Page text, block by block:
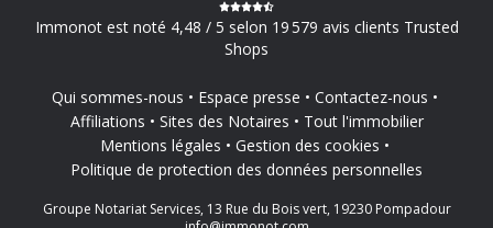
Immonot est noté 4,48 / 5 selon 19 579 avis clients Trusted
Shops
Qui sommes-nous Espace presse
Contactez-nous
Affiliations
Sites des Notaires
Tout l'immobilier
Mentions légales
Gestion des cookies
Politique de protection des données personnelles
Groupe Notariat Services, 13 Rue du Bois vert, 19230 Pompadour